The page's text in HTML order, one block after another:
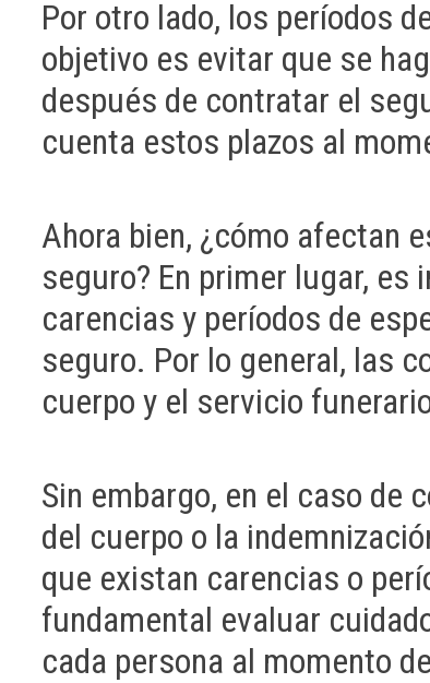
Por otro lado, los períodos
objetivo es evitar que se
después de contratar el
cuenta estos plazos al
Ahora bien, ¿cómo afectan
seguro? En primer lugar,
carencias y períodos de
seguro. Por lo general, las
cuerpo y el servicio
Sin embargo, en el caso de
del cuerpo o la
que existan carencias o
fundamental evaluar
cada persona al momento